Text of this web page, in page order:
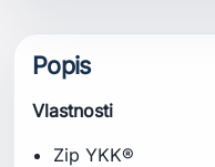
Popis
Vlastnosti
Zip YKK®